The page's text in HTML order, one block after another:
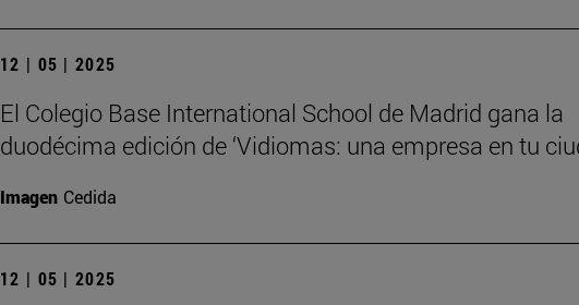
12 | 05 | 2025
El Colegio Base International School de Madrid gana la
duodécima edición de ‘Vidiomas: una empresa en tu
Imagen Cedida
12 | 05 | 2025